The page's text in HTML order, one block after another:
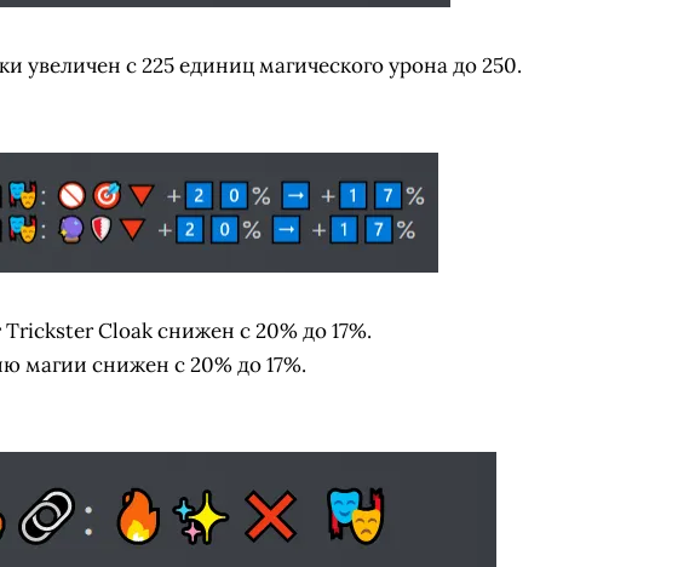
увеличен с 225 единиц магического урона до 250.
Cloak снижен с 20% до 17%.
магии снижен с 20% до 17%.